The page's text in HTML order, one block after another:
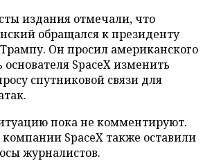
издания отмечали, что
обращался к президенту
Он просил американского
SpaceX изменить
спутниковой связи для
пока не комментируют.
SpaceX также оставили
журналистов.